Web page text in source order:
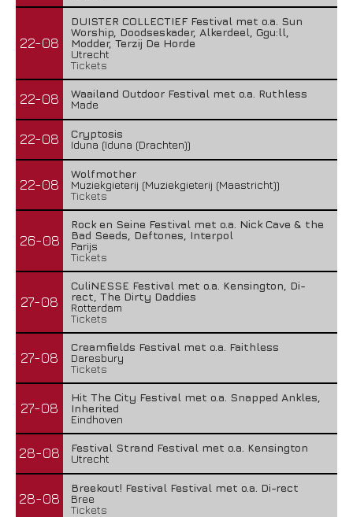
22-08
DUISTER COLLECTIEF Festival met o.a. Sun
Worship, Doodseskader, Alkerdeel, Ggu:ll,
Modder, Terzij De Horde
Utrecht
Tickets
22-08
Waailand Outdoor Festival met o.a. Ruthless
Made
22-08
Cryptosis
Iduna (Iduna (Drachten))
22-08
Wolfmother
Muziekgieterij (Muziekgieterij (Maastricht))
Tickets
26-08
Rock en Seine Festival met o.a. Nick Cave & the
Bad Seeds, Deftones, Interpol
Parijs
Tickets
27-08
CuliNESSE Festival met o.a. Kensington, Di-
rect, The Dirty Daddies
Rotterdam
Tickets
27-08
Creamfields Festival met o.a. Faithless
Daresbury
Tickets
27-08
Hit The City Festival met o.a. Snapped Ankles,
Inherited
Eindhoven
28-08
Festival Strand Festival met o.a. Kensington
Utrecht
28-08
Breekout! Festival Festival met o.a. Di-rect
Bree
Tickets